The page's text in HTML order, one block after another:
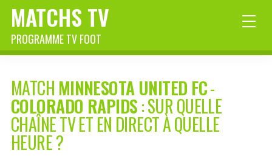
MATCHS TV
PROGRAMME TV FOOT
MATCH MINNESOTA UNITED FC-
COLORADO RAPIDS: SUR QUELLE
CHAÎNE TV ET EN DIRECT À QUELLE
HEURE ?